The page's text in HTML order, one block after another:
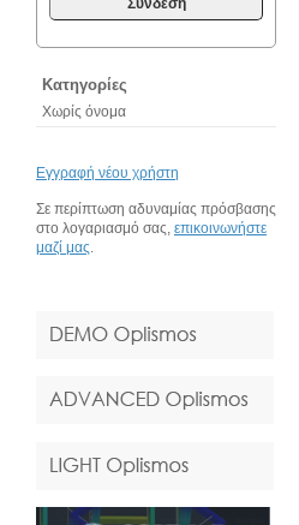
Σύνδεση
Κατηγορίες
Χωρίς όνομα
Εγγραφή νέου χρήστη
Σε περίπτωση αδυναμίας πρόσβασης
στο λογαριασμό σας, επικοινωνήστε
μαζί μας.